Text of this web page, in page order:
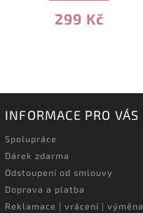
299 Kč
INFORMACE PRO VÁS
Spolupráce
Dárek zdarma
Odstoupení od smlouvy
Doprava a platba
Reklamace | vrácení | výměna